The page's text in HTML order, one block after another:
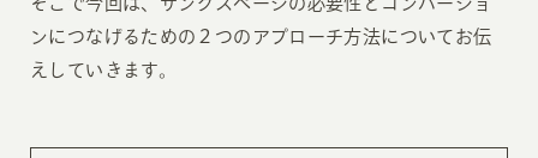
ンにつなげるための２つのアプローチ方法についてお伝
えしていきます。